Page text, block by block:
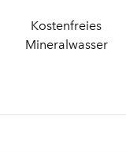
Kostenfreies
Mineralwasser